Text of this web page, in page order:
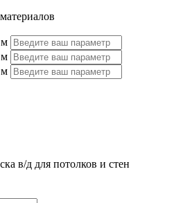
м
м
м
в/д для потолков и стен